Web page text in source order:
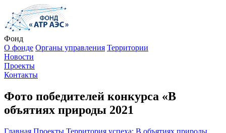
Фонд
О фонде Органы управления Территории
Новости
Проекты
Контакты
Фото победителей конкурса «В
объятиях природы 2021
Главная Проекты Территория успеха: В объятиях природы